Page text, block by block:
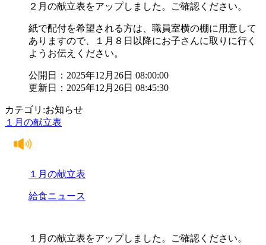
２月の献立表をアップしました。ご確認ください。
紙で配付を希望される方は、職員室横の棚に用意して
ありますので、１月８日以降にお子さんに取りに行く
ようお伝えください。
公開日：2025年12月26日 08:00:00
更新日：2025年12月26日 08:45:30
カテゴリ:お知らせ
１月の献立表
１月の献立表
給食ニュース
１月の献立表をアップしました。ご確認ください。